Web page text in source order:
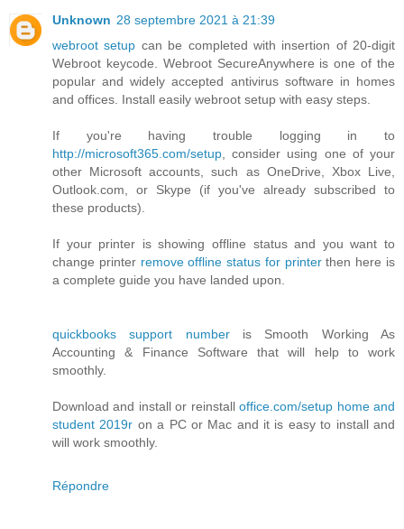
Unknown 28 septembre 2021 à 21:39
webroot setup can be completed with insertion of 20-digit
Webroot keycode. Webroot SecureAnywhere is one of the
popular and widely accepted antivirus software in homes
and offices. Install easily webroot setup with easy steps.
If you're having trouble logging in to
http://microsoft365.com/setup, consider using one of your
other Microsoft accounts, such as OneDrive, Xbox Live,
Outlook.com, or Skype (if you've already subscribed to
these products).
If your printer is showing offline status and you want to
change printer remove offline status for printerthen here is
a complete guide you have landed upon.
quickbooks support numberis Smooth Working As
Accounting & Finance Software that will help to work
smoothly.
Download and install or reinstalloffice.com/setup home and
student 2019r on a PC or Mac and it is easy to install and
will work smoothly.
Répondre